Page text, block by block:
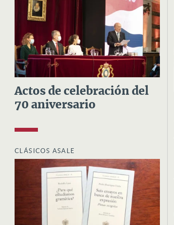
Actos de celebración del
70 aniversario
CLÁSICOS ASALE